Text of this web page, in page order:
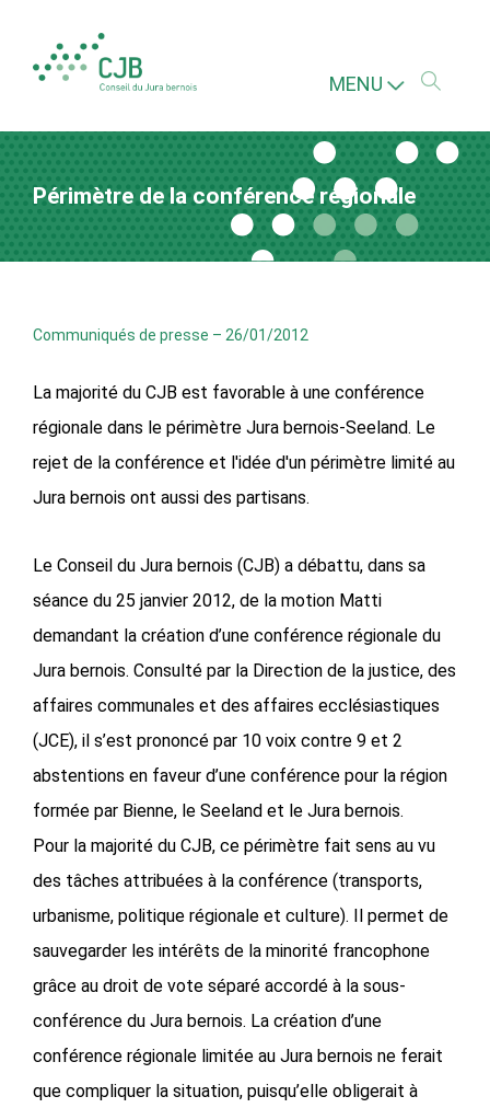
MENU
Périmètre de la conférence régionale
Communiqués de presse – 26/01/2012
La majorité du CJB est favorable à une conférence
régionale dans le périmètre Jura bernois-Seeland. Le
rejet de la conférence et l'idée d'un périmètre limité au
Jura bernois ont aussi des partisans.
Le Conseil du Jura bernois (CJB) a débattu, dans sa
séance du 25 janvier 2012, de la motion Matti
demandant la création d’une conférence régionale du
Jura bernois. Consulté par la Direction de la justice, des
affaires communales et des affaires ecclésiastiques
(JCE), il s’est prononcé par 10 voix contre 9 et 2
abstentions en faveur d’une conférence pour la région
formée par Bienne, le Seeland et le Jura bernois.
Pour la majorité du CJB, ce périmètre fait sens au vu
des tâches attribuées à la conférence (transports,
urbanisme, politique régionale et culture). Il permet de
sauvegarder les intérêts de la minorité francophone
grâce au droit de vote séparé accordé à la sous-
conférence du Jura bernois. La création d’une
conférence régionale limitée au Jura bernois ne ferait
que compliquer la situation, puisqu’elle obligerait à